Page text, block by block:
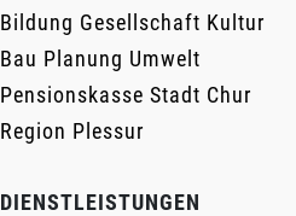
Bildung Gesellschaft Kultur
Bau Planung Umwelt
Pensionskasse Stadt Chur
Region Plessur
DIENSTLEISTUNGEN